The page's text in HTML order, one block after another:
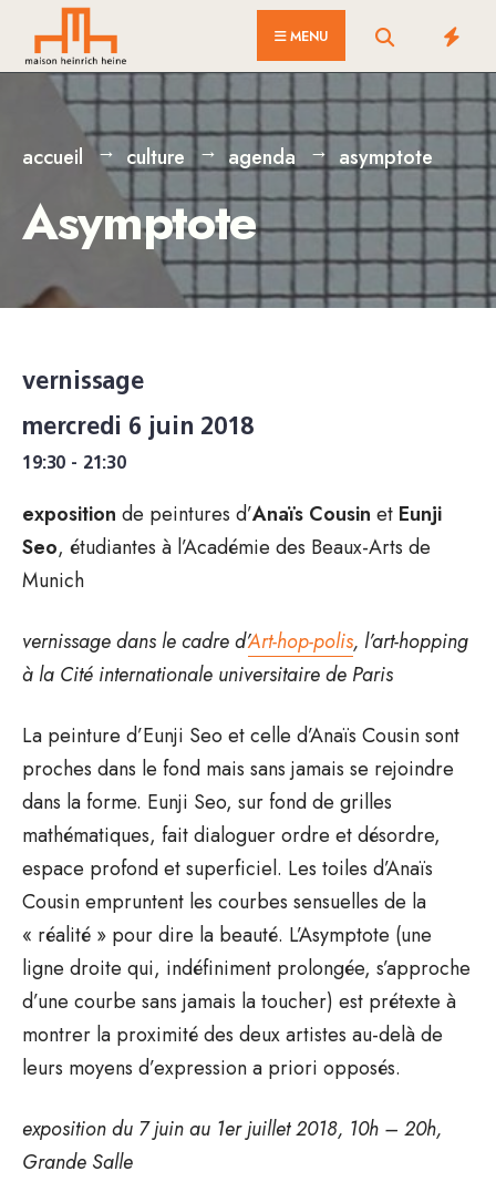
content
MENU
accueil culture agenda asymptote
Asymptote
vernissage
mercredi 6 juin 2018
19:30 - 21:30
exposition de peintures d’Anaïs Cousin et Eunji
Seo, étudiantes à l’Académie des Beaux-Arts de
Munich
vernissage dans le cadre d’Art-hop-polis, l’art-hopping
à la Cité internationale universitaire de Paris
La peinture d’Eunji Seo et celle d’Anaïs Cousin sont
proches dans le fond mais sans jamais se rejoindre
dans la forme. Eunji Seo, sur fond de grilles
mathématiques, fait dialoguer ordre et désordre,
espace profond et superficiel. Les toiles d’Anaïs
Cousin empruntent les courbes sensuelles de la
« réalité » pour dire la beauté. L’Asymptote (une
ligne droite qui, indéfiniment prolongée, s’approche
d’une courbe sans jamais la toucher) est prétexte à
montrer la proximité des deux artistes au-delà de
leurs moyens d’expression a priori opposés.
exposition du 7 juin au 1er juillet 2018, 10h – 20h,
Grande Salle